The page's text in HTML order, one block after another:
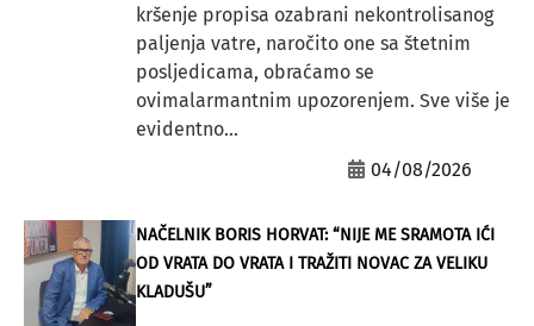
kršenje propisa ozabrani nekontrolisanog
paljenja vatre, naročito one sa štetnim
posljedicama, obraćamo se
ovimalarmantnim upozorenjem. Sve više je
evidentno...
04/08/2026
NAČELNIK BORIS HORVAT: “NIJE ME SRAMOTA IĆI
OD VRATA DO VRATA I TRAŽITI NOVAC ZA VELIKU
KLADUŠU”